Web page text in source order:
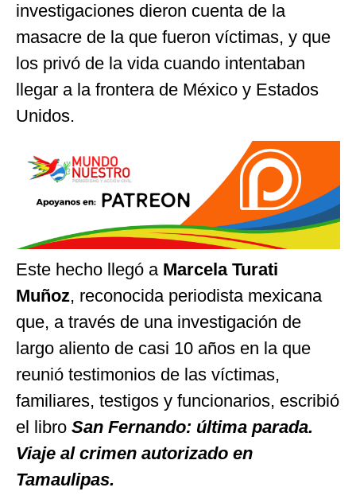
investigaciones dieron cuenta de la
masacre de la que fueron víctimas, y que
los privó de la vida cuando intentaban
llegar a la frontera de México y Estados
Unidos.
Este hecho llegó a Marcela Turati
Muñoz, reconocida periodista mexicana
que, a través de una investigación de
largo aliento de casi 10 años en la que
reunió testimonios de las víctimas,
familiares, testigos y funcionarios, escribió
el libro San Fernando: última parada.
Viaje al crimen autorizado en
Tamaulipas.